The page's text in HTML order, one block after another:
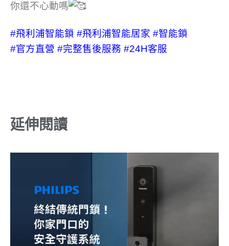
你還不心動嗎
#飛利浦智能鎖 #飛利浦智能居家 #智能鎖
#官方直營 #完整售後服務 #24H客服
延伸閱讀